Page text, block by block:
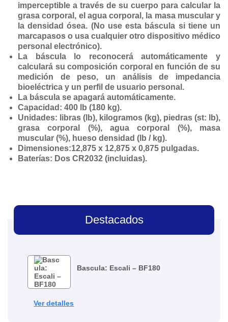
imperceptible a través de su cuerpo para calcular la
grasa corporal, el agua corporal, la masa muscular y
la densidad ósea. (No use esta báscula si tiene un
marcapasos o usa cualquier otro dispositivo médico
personal electrónico).
La báscula lo reconocerá automáticamente y
calculará su composición corporal en función de su
medición de peso, un análisis de impedancia
bioeléctrica y un perfil de usuario personal.
La báscula se apagará automáticamente.
Capacidad: 400 lb (180 kg).
Unidades: libras (lb), kilogramos (kg), piedras (st: lb),
grasa corporal (%), agua corporal (%), masa
muscular (%), hueso densidad (lb / kg).
Dimensiones:12,875 x 12,875 x 0,875 pulgadas.
Baterías: Dos CR2032 (incluidas).
Destacados
Bascula: Escali – BF180
Ver detalles